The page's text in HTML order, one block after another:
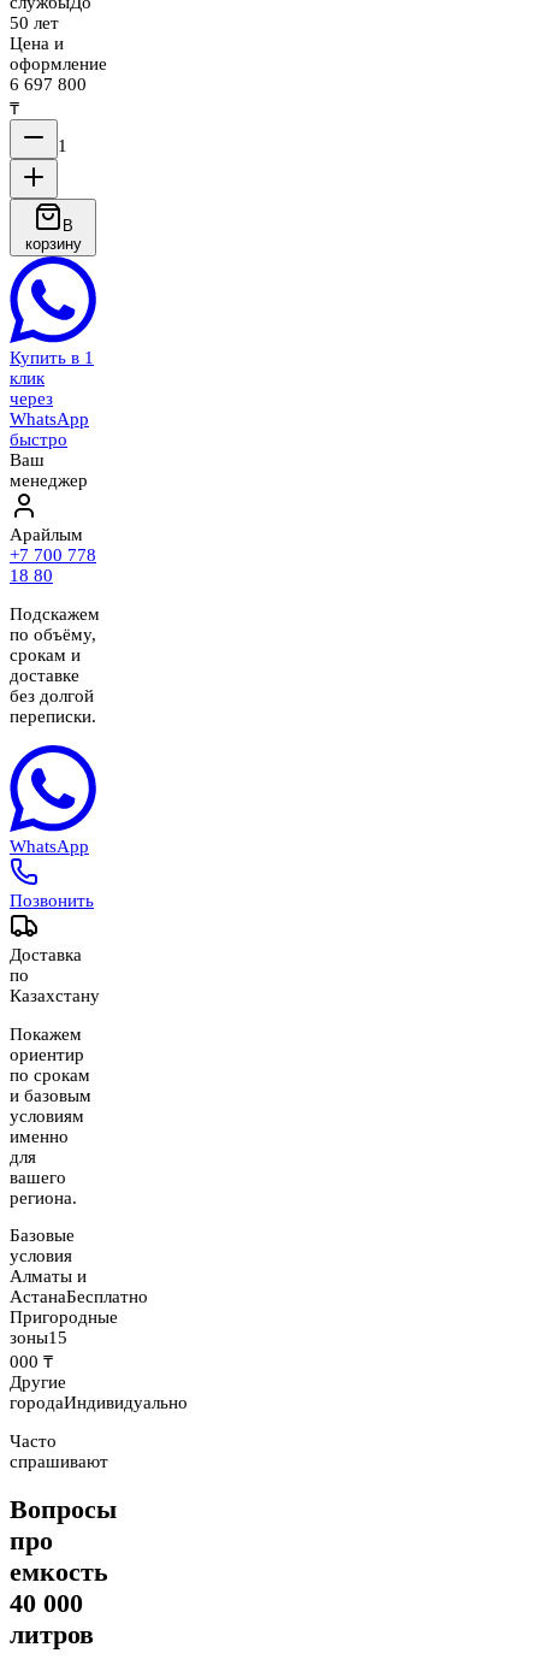
50 лет
Цена и
оформление
6 697 800
₸
1
В
корзину
Купить в 1
клик
через
WhatsApp
быстро
Ваш
менеджер
Арайлым
+7 700 778
18 80
Подскажем
по объёму,
срокам и
доставке
без долгой
переписки.
WhatsApp
Позвонить
Доставка
по
Казахстану
Покажем
ориентир
по срокам
и базовым
условиям
именно
для
вашего
региона.
Базовые
условия
Алматы и
АстанаБесплатно
Пригородные
зоны15
000 ₸
Другие
городаИндивидуально
Часто
спрашивают
Вопросы
про
емкость
40 000
литров